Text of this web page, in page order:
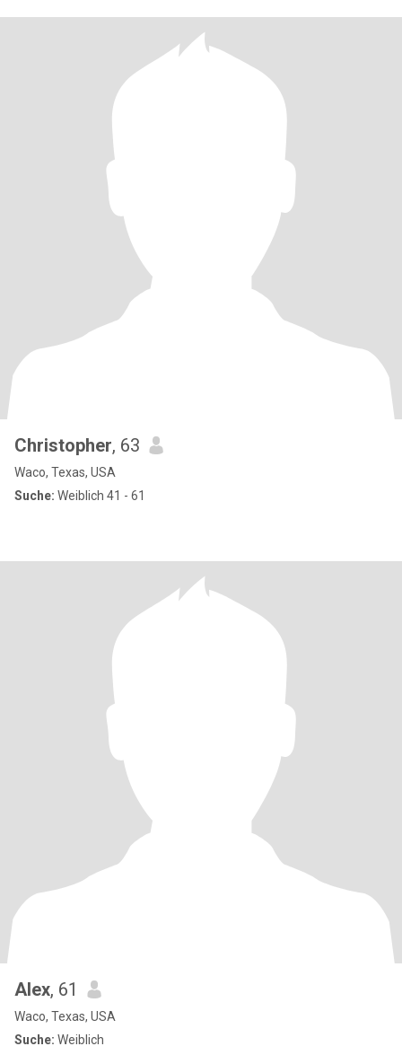
Christopher, 63
Waco, Texas, USA
Suche: Weiblich 41 - 61
Alex, 61
Waco, Texas, USA
Suche: Weiblich